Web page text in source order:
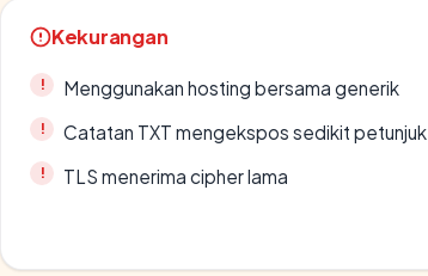
Kekurangan
Menggunakan hosting bersama generik
Catatan TXT mengekspos sedikit petunjuk
TLS menerima cipher lama